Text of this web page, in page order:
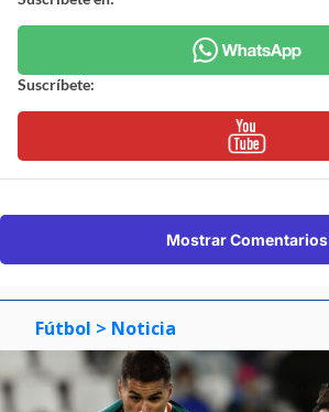
Suscríbete:
Mostrar Comentarios
Fútbol > Noticia